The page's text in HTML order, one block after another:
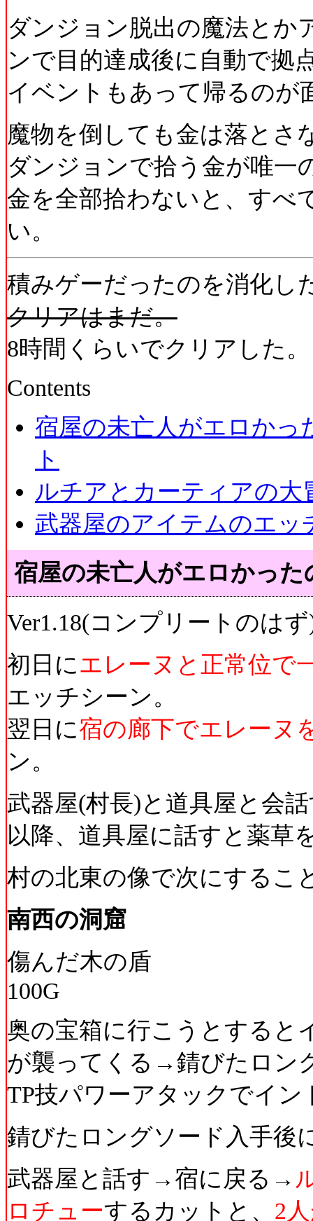
ダンジョン脱出の魔法とか
ンで目的達成後に自動で拠
イベントもあって帰るのが
魔物を倒しても金は落とさ
ダンジョンで拾う金が唯一
金を全部拾わないと、すべ
い。
積みゲーだったのを消化し
クリアはまだ。
8時間くらいでクリアした。
Contents
宿屋の未亡人がエロかっ
ト
ルチアとカーティアの大
武器屋のアイテムのエッ
宿屋の未亡人がエロかっ
Ver1.18(コンプリートのは
初日にエレーヌと正常位で
エッチシーン。
翌日に宿の廊下でエレーヌ
ン。
武器屋(村長)と道具屋と会
以降、道具屋に話すと薬草
村の北東の像で次にするこ
南西の洞窟
傷んだ木の盾
100G
奥の宝箱に行こうとすると
が襲ってくる→錆びたロン
TP技パワーアタックでイ
錆びたロングソード入手後
武器屋と話す→宿に戻る→
ロチューするカットと、 2